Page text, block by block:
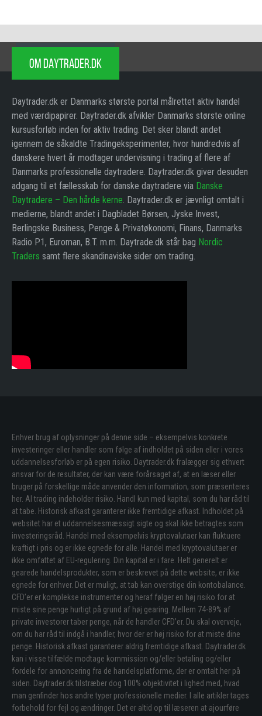
OM DAYTRADER.DK
Daytrader.dk er Danmarks største portal målrettet aktiv handel
med værdipapirer. Daytrader.dk afvikler Danmarks største online
kursusforløb inden for aktiv trading. Det sker blandt andet
igennem de såkaldte Tradingeksperimenter, hvor hundredvis af
danskere hvert år modtager undervisning i trading af flere af
Danmarks professionelle daytradere. Daytrader.dk giver desuden
adgang til et fællesskab for danske daytradere via Danske
Daytradere – Den hårde kerne. Daytrader.dk er jævnligt omtalt i
medierne, blandt andet i Dagbladet Børsen, Jyske Invest,
Berlingske Business, Penge & Privatøkonomi, Finans, Danmarks
Radio P1, Euroman, B.T. m.m. Daytrade.dk står bag Nordic
Traders samt flere skandinaviske sider om trading.
Enhver brug af oplysninger på denne side – eksempelvis konkrete
investeringer eller handler som følge af indholdet på siden eller i vores
uddannelsesforløb er på egen risiko. Daytrader.dk fralægger sig ethvert
ansvar for de resultater, der kan være forårsaget af, at en læser eller
bruger på forskellige måde anvender den information, som præsenteres
her. Al trading indeholder risiko. Handl kun med kapital, som du har råd til
at tabe. Historisk afkast garanterer ikke fremtidige afkast. Indholdet på
websitet har et uddannelsesmæssigt sigte og skal ikke betragtes som
investeringsråd. Handel med eksempelvis kryptovalutaer kan fluktuere
kraftigt i pris og er ikke egnede for alle. Handel med kryptovalutaer er
ikke omfattet af EU-regulering. Din kapital er i fare. Helt generelt er
gearede handelsprodukter, som er beskrevet på dette website, er ikke
egnede for enhver. Det er muligt, at tab kan overstige din kontobalance.
CFD’er er komplekse instrumenter og heraf følger en høj risiko for at
miste sine penge hurtigt på grund af høj gearing. Mellem 74-89% af
private investorer taber penge, når de handler CFD’er. Du skal overveje,
om du har råd til indgå i handler, hvor der er høj risiko for at miste dine
penge. Historisk afkast garanterer aldrig fremtidige afkast. Daytrader.dk
kan i visse tilfælde modtage kommission og/eller betaling og/eller
fordele for annoncering fra de handelsplatforme, der er omtalt her på
siden. Daytrader.dk tilstræber dog 100% objektivitet i lighed med, hvad
man genfinder hos andre typer professionelle medier. I alle artikler tages
forbehold for fejl og ændringer. Det er altid op til læseren at ajourføre